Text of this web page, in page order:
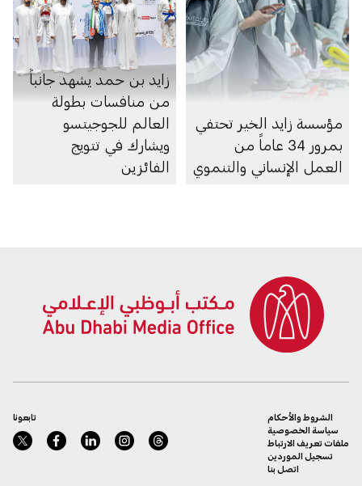
مؤسسة زايد الخير تحتفي
بمرور 34 عاماً من
العمل الإنساني والتنموي
زايد بن حمد يشهد جانباً
من منافسات بطولة
العالم للجوجيتسو
ويشارك في تتويج
الفائزين
تابعونا
الشروط والأحكام
سياسة الخصوصية
ملفات تعريف الارتباط
تسجيل الموردين
اتصل بنا